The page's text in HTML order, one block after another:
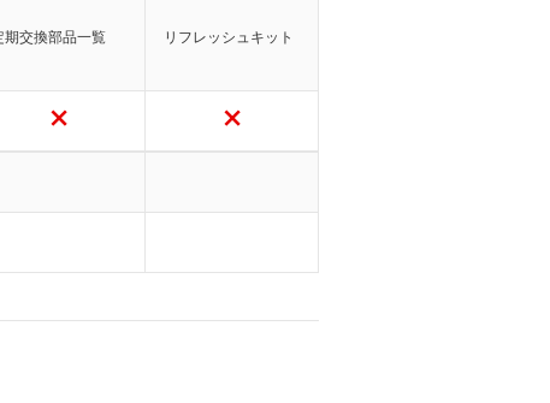
期交換部品一覧 リフレッシュキット